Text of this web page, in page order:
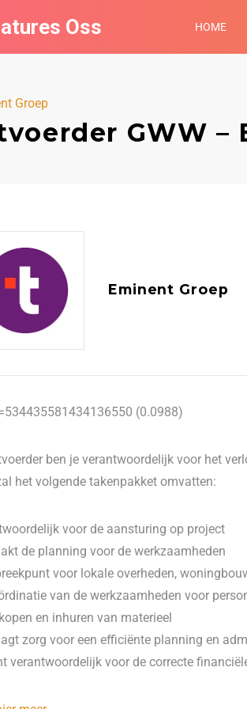
Oss HOME
Groep
GWW –
Eminent Groep
(0.0988)
ben je verantwoordelijk voor het
het volgende takenpakket omvatten:
voor de aansturing op project
de planning voor de werkzaamheden
voor lokale overheden,
van de werkzaamheden voor
en inhuren van materieel
zorg voor een efficiënte planning en
verantwoordelijk voor de correcte